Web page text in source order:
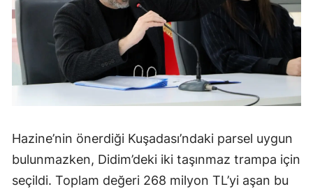
Hazine’nin önerdiği Kuşadası’ndaki parsel uygun
bulunmazken, Didim’deki iki taşınmaz trampa için
seçildi. Toplam değeri 268 milyon TL’yi aşan bu